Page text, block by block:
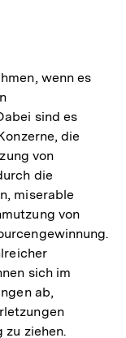
wenn es
sind es
die
von
die
miserable
von
sich im
ab,
ziehen.